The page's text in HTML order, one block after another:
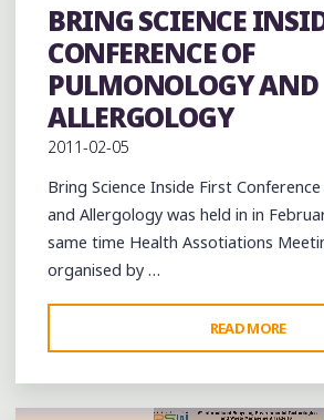
Exhibition References
BRING SCIENCE
CONFERENCE OF
PULMONOLOGY AND
ALLERGOLOGY
2011-02-05
Bring Science Inside First
and Allergology was held in in
same time Health Assotiations
organised by …
READ MORE
–